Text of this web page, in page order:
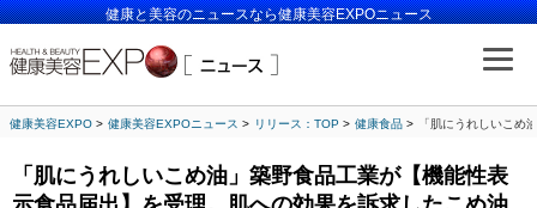
健康と美容のニュースなら健康美容EXPOニュース
健康美容EXPO 健康美容EXPOニュース リリース：TOP 健康食品 「肌にうれしいこめ
「肌にうれしいこめ油」築野食品工業が【機能性表